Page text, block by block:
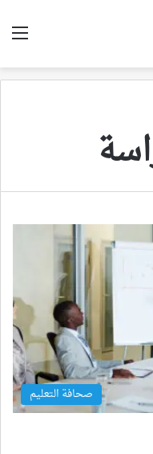
صحافة التعليم